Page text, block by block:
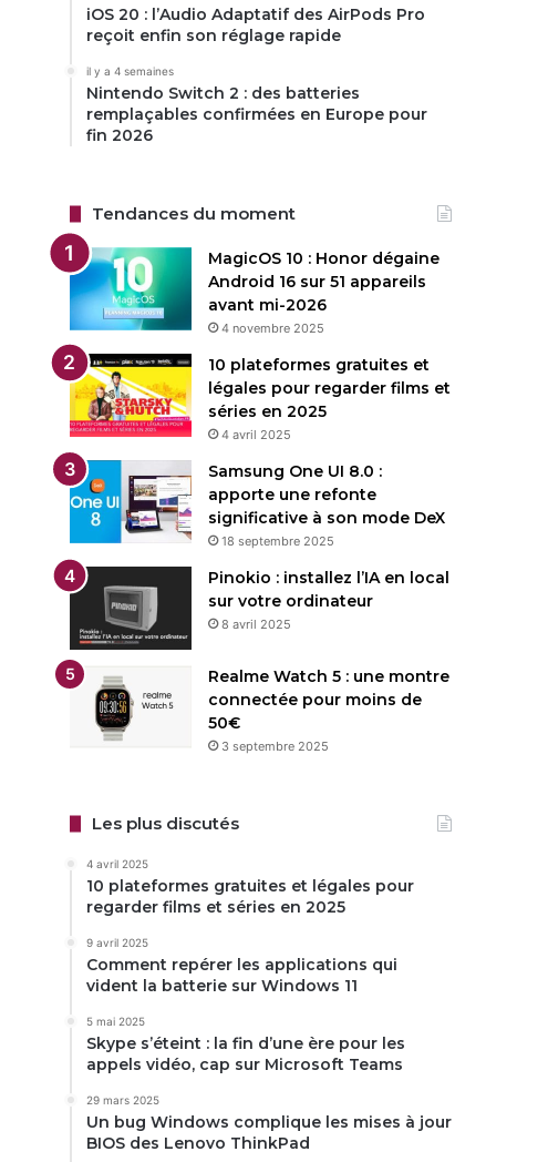
iOS 20 : l’Audio Adaptatif des AirPods Pro
reçoit enfin son réglage rapide
il y a 4 semaines
Nintendo Switch 2 : des batteries
remplaçables confirmées en Europe pour
fin 2026
Tendances du moment
MagicOS 10 : Honor dégaine
Android 16 sur 51 appareils
avant mi-2026
4 novembre 2025
10 plateformes gratuites et
légales pour regarder films et
séries en 2025
4 avril 2025
Samsung One UI 8.0 :
apporte une refonte
significative à son mode DeX
18 septembre 2025
Pinokio : installez l’IA en local
sur votre ordinateur
8 avril 2025
Realme Watch 5 : une montre
connectée pour moins de
50€
3 septembre 2025
Les plus discutés
4 avril 2025
10 plateformes gratuites et légales pour
regarder films et séries en 2025
9 avril 2025
Comment repérer les applications qui
vident la batterie sur Windows 11
5 mai 2025
Skype s’éteint : la fin d’une ère pour les
appels vidéo, cap sur Microsoft Teams
29 mars 2025
Un bug Windows complique les mises à jour
BIOS des Lenovo ThinkPad